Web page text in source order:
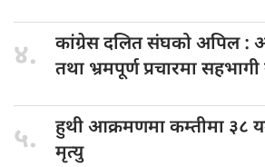
४. कांग्रेस दलितसंघको अपिल :
तथा भ्रमपूर्ण प्रचारमा
५. हुथी आक्रमणमाकम्तीमा ३८
मृत्यु